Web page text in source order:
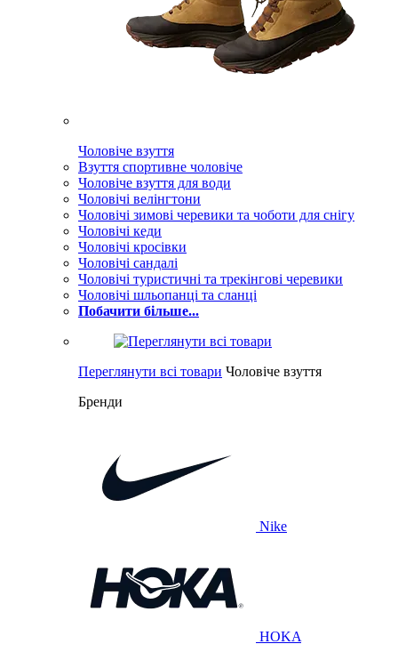
Чоловіче взуття
Взуття спортивне чоловіче
Чоловіче взуття для води
Чоловічі велінгтони
Чоловічі зимові черевики та чоботи для снігу
Чоловічі кеди
Чоловічі кросівки
Чоловічі сандалі
Чоловічі туристичні та трекінгові черевики
Чоловічі шльопанці та сланці
Побачити більше...
Переглянути всі товари Чоловіче взуття
Бренди
Nike
HOKA